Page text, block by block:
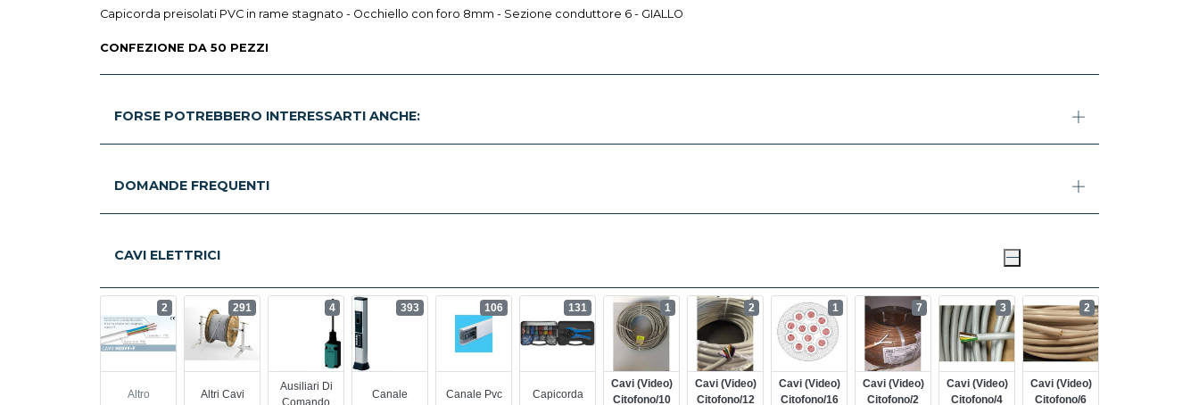
Capicorda preisolati PVC in rame stagnato - Occhiello con foro 8mm - Sezione conduttore 6 - GIALLO
CONFEZIONE DA 50 PEZZI
FORSE POTREBBERO INTERESSARTI ANCHE:
DOMANDE FREQUENTI
CAVI ELETTRICI
Altro
2
Altri Cavi
291
Ausiliari Di
Comando
4
Canale
393
Canale Pvc
106
Capicorda
131
Cavi (video)
Citofono/10
1
Cavi (video)
Citofono/12
2
Cavi (video)
Citofono/16
1
Cavi (video)
Citofono/2
7
Cavi (video)
Citofono/4
3
Cavi (video)
Citofono/6
2